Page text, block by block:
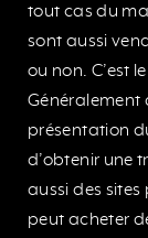
tout cas du
sont aussi
ou non. C’est
Généralement
présentation
d’obtenir une
aussi des sites
peut acheter